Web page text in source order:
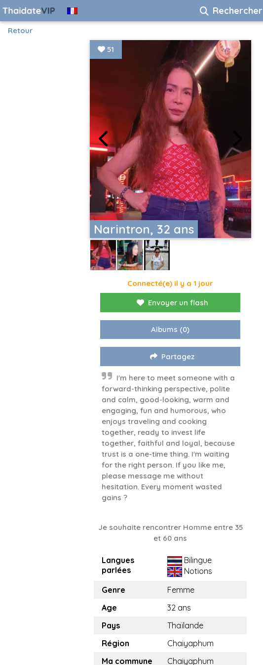
Rechercher
Retour
Narintron, 32 ans
51
Connecté(e) il y a 1 jour
Envoyer un flash
Albums (0)
Partagez
I'm here to meet someone with a
forward-thinking perspective, polite
and calm, good-looking, warm and
engaging, fun and humorous, who
enjoys traveling and cooking
together, ready to invest life
together, faithful and loyal, because
trust is a one-time thing. I'm waiting
for the right person. If you like me,
please message me without
hesitation. Every moment wasted
gains ?
Je souhaite rencontrer Homme entre 35
et 60 ans
Langues
parlées
Bilingue
Notions
Genre
Femme
Age
32 ans
Pays
Thaïlande
Région
Chaiyaphum
Ma commune
Chaiyaphum